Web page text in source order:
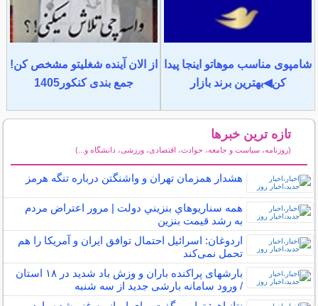
شامپوی مناسب موهاتو اینجا پیدا
کن◀بهترین برند بازار
از الان آینده شغلیتو مشخص کن!
جمع بندی کنکور1405
تازه ترین خبرها
(روزنامه، سیاست و جامعه، حوادث، اقتصادی، ورزشی، دانشگاه و...)
هشدار همزمان تهران و واشنگتن درباره تنگه هرمز
همه سناريوهاي بنزيني دولت | مرور اعتراض مردم
به رشد قيمت بنزين
اردوغان: اسرائیل احتمال توافق ایران و آمریکا را هم
تحمل نمی‌کند
بارشهای پراکنده باران و وزش باد شدید در ۱۸ استان
/ ورود سامانه بارشی جدید از سه شنبه